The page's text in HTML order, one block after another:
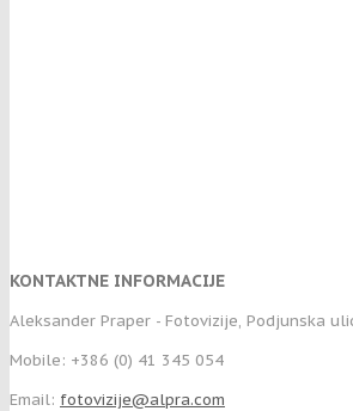
KONTAKTNE INFORMACIJE
Aleksander Praper - Fotovizije, Podjunska
Mobile: +386 (0) 41 345 054
Email: fotovizije@alpra.com